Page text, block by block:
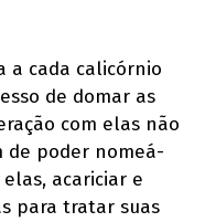
a cada calicórnio
de domar as
com elas não
de poder nomeá-
acariciar e
para tratar suas